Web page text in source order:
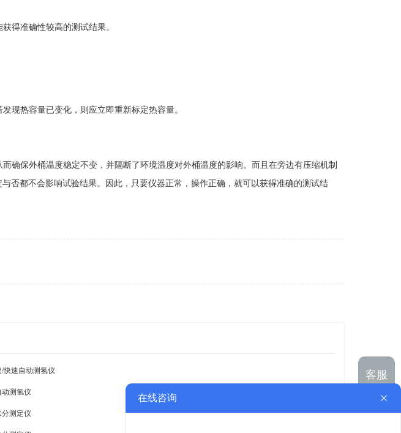
得准确性较高的测试结果。
现热容量已变化，则应立即重新标定热容量。
确保外桶温度稳定不变，并隔断了环境温度对外桶温度的影响。而且在旁边有压缩机制
否都不会影响试验结果。因此，只要仪器正常，操作正确，就可以获得准确的测试结
快速自动测氢仪
测氢仪
分测定仪
客服